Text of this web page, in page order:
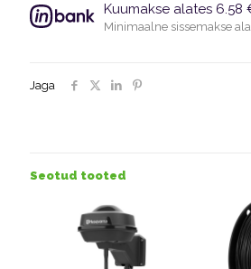
Kuumakse alates 6.58
Minimaalne sissemakse
Jaga
Seotud tooted